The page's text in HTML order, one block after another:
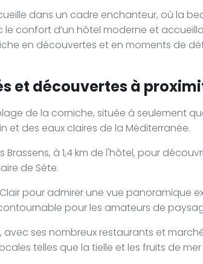
dans un cadre enchanteur, où la
confort d’un hôtel moderne et
en découvertes et en moments de
et découvertes à
de la corniche, située à seulement
et des eaux claires de la Méditerranée.
Brassens, à 1,4 km de l'hôtel, pour
de Sète.
pour admirer une vue panoramique
pour les amateurs de
avec ses nombreux restaurants et
telles que la tielle et les fruits de mer